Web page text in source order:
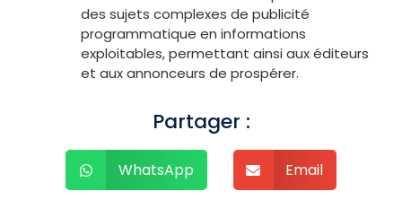
des sujets complexes de publicité
programmatique en informations
exploitables, permettant ainsi aux éditeurs
et aux annonceurs de prospérer.
Partager :
WhatsApp Email